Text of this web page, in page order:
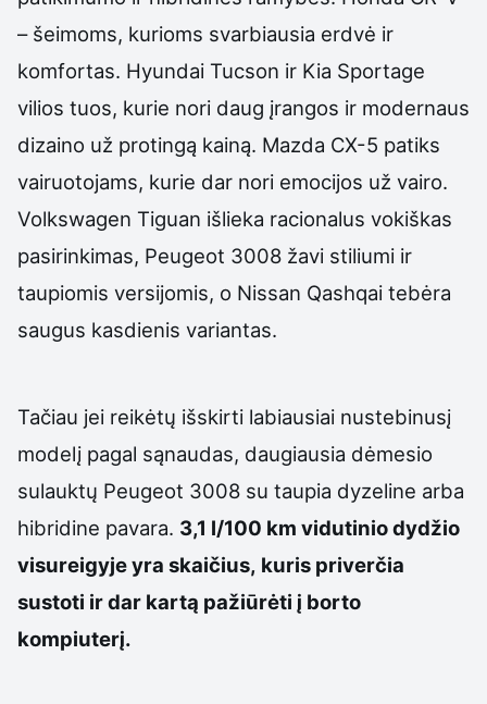
– šeimoms, kurioms svarbiausia erdvė ir
komfortas. Hyundai Tucson ir Kia Sportage
vilios tuos, kurie nori daug įrangos ir modernaus
dizaino už protingą kainą. Mazda CX-5 patiks
vairuotojams, kurie dar nori emocijos už vairo.
Volkswagen Tiguan išlieka racionalus vokiškas
pasirinkimas, Peugeot 3008 žavi stiliumi ir
taupiomis versijomis, o Nissan Qashqai tebėra
saugus kasdienis variantas.
Tačiau jei reikėtų išskirti labiausiai nustebinusį
modelį pagal sąnaudas, daugiausia dėmesio
sulauktų Peugeot 3008 su taupia dyzeline arba
hibridine pavara. 3,1 l/100 km vidutinio dydžio
visureigyje yra skaičius, kuris priverčia
sustoti ir dar kartą pažiūrėti į borto
kompiuterį.